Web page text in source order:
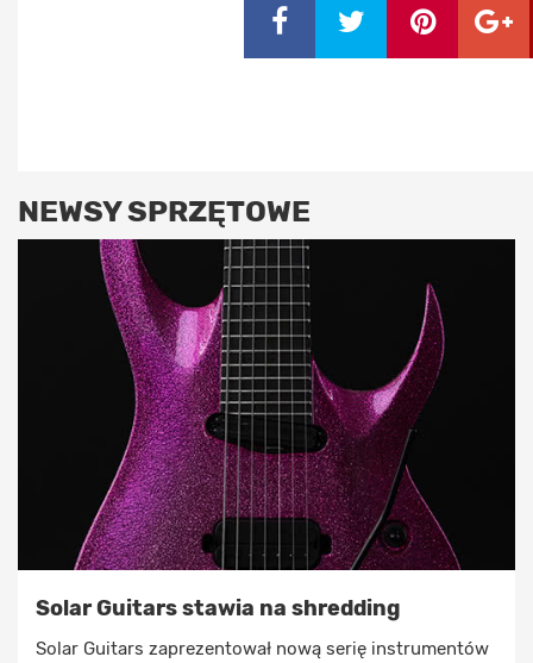
NEWSY SPRZĘTOWE
Solar Guitars stawia na shredding
Solar Guitars zaprezentował nową serię instrumentów